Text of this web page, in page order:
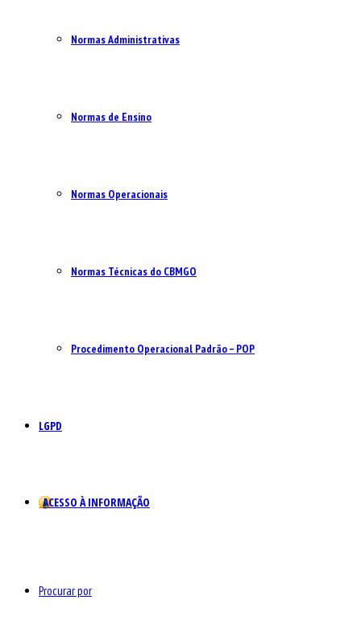
Normas Administrativas
Normas de Ensino
Normas Operacionais
Normas Técnicas do CBMGO
Procedimento Operacional Padrão – POP
LGPD
ACESSO À INFORMAÇÃO
Procurar por